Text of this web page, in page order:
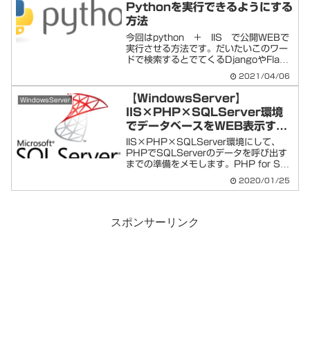
Pythonを実行できるようにする
方法
今回はpython ＋ IIS で公開WEBで
実行させる方法です。だいたいこのワー
ドで検索するとでてくるDjangoやFlask
でpythonを実行してhtml表示とかして
みたい方向けの記事となります...
2021/04/06
WindowsServer
【WindowsServer】
IIS×PHP×SQLServer環境
でデータベースをWEB表示する
設定方法
IIS×PHP×SQLServer環境にして、
PHPでSQLServerのデータを呼び出す
までの準備をメモします。PHP for SQL
URL、もしくは「PHP for SQL
2020/01/25
スポンサーリンク